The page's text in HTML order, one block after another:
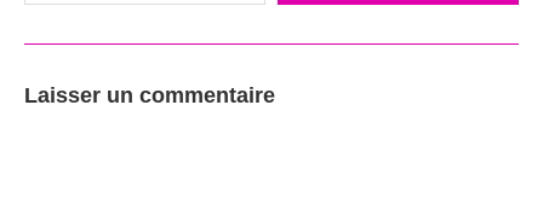
Laisser un commentaire